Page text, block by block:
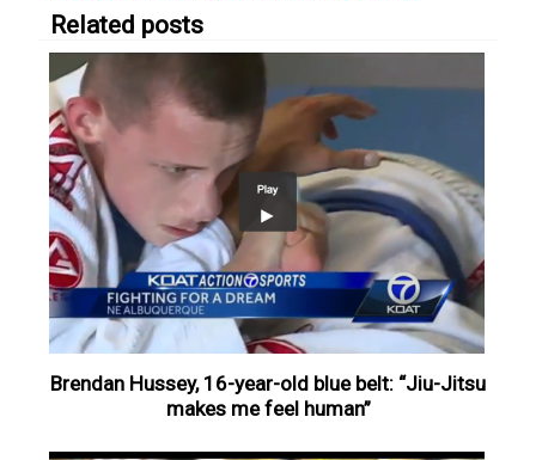
Related posts
Brendan Hussey, 16-year-old blue belt: “Jiu-Jitsu
makes me feel human”